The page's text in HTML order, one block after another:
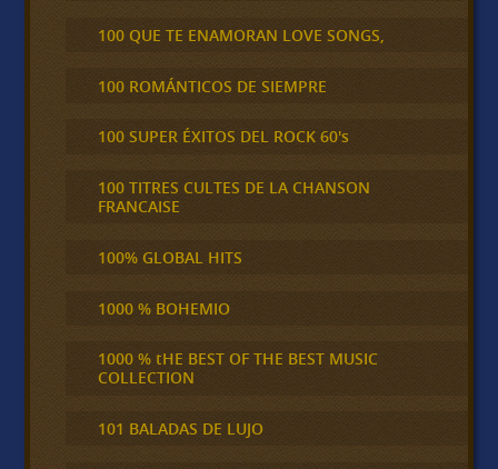
100 QUE TE ENAMORAN LOVE SONGS,
100 ROMÁNTICOS DE SIEMPRE
100 SUPER ÉXITOS DEL ROCK 60's
100 TITRES CULTES DE LA CHANSON
FRANCAISE
100% GLOBAL HITS
1000 % BOHEMIO
1000 % tHE BEST OF THE BEST MUSIC
COLLECTION
101 BALADAS DE LUJO